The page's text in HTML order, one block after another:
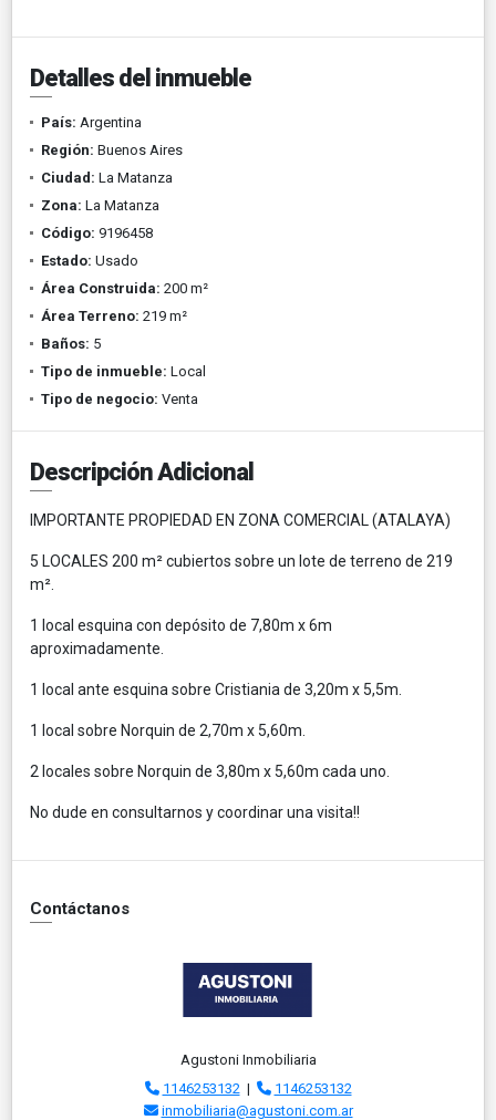
Detalles del inmueble
País: Argentina
Región: Buenos Aires
Ciudad: La Matanza
Zona: La Matanza
Código: 9196458
Estado: Usado
Área Construida: 200 m²
Área Terreno: 219 m²
Baños: 5
Tipo de inmueble: Local
Tipo de negocio: Venta
Descripción Adicional
IMPORTANTE PROPIEDAD EN ZONA COMERCIAL (ATALAYA)
5 LOCALES 200 m² cubiertos sobre un lote de terreno de 219
m².
1 local esquina con depósito de 7,80m x 6m
aproximadamente.
1 local ante esquina sobre Cristiania de 3,20m x 5,5m.
1 local sobre Norquin de 2,70m x 5,60m.
2 locales sobre Norquin de 3,80m x 5,60m cada uno.
No dude en consultarnos y coordinar una visita!!
Contáctanos
Agustoni Inmobiliaria
1146253132 |
1146253132
inmobiliaria@agustoni.com.ar